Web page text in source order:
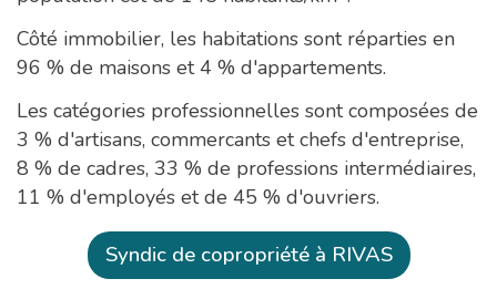
Côté immobilier, les habitations sont réparties en
96 % de maisons et 4 % d'appartements.
Les catégories professionnelles sont composées de
3 % d'artisans, commercants et chefs d'entreprise,
8 % de cadres, 33 % de professions intermédiaires,
11 % d'employés et de 45 % d'ouvriers.
Syndic de copropriété à RIVAS